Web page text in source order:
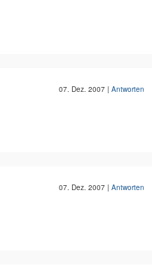
07. Dez. 2007 | Antworten
07. Dez. 2007 | Antworten